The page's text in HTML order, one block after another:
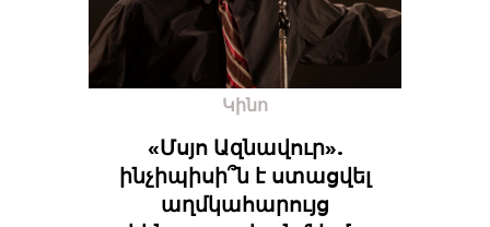
Կինո
«Մսյո Ազնավուր».
ինչիպիսի՞ն է ստացվել
աղմկահարույց